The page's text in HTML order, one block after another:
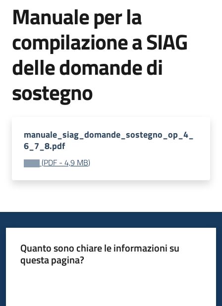
Servizi
Leggi
atti
bandi
Piani
cifre
Seguici
Manuale per la
compilazione a SIAG
delle domande di
sostegno
manuale_siag_domande_sostegno_op_4_
6_7_8.pdf
(PDF - 4,9 MB)
Quanto sono chiare le informazioni su
questa pagina?